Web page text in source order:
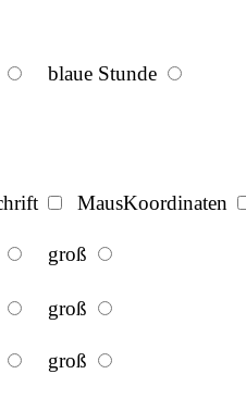
blaue Stunde
MausKoordinaten
groß
groß
groß